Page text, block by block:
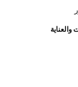
والعناية